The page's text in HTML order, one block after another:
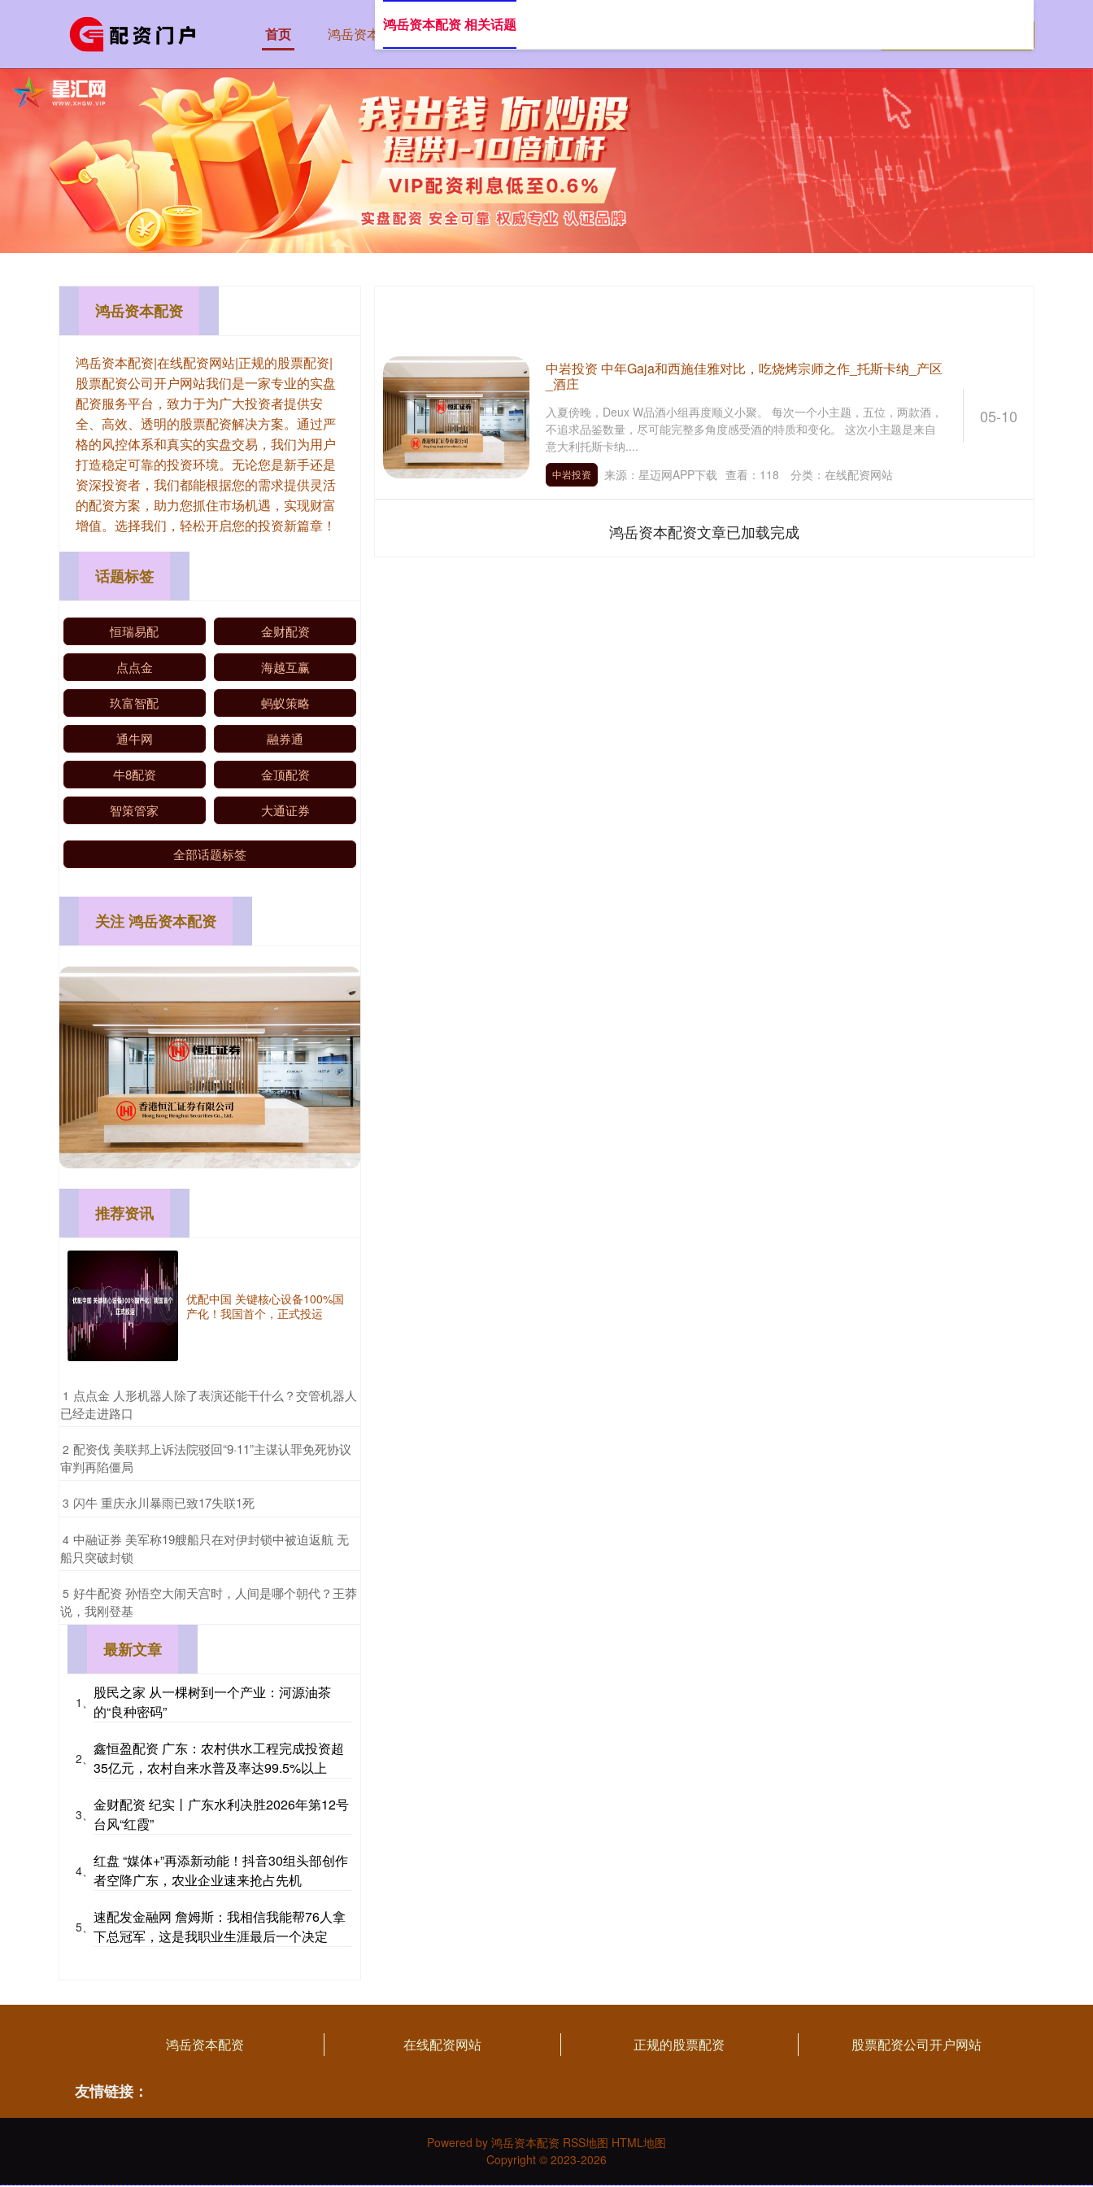
首页 鸿岳资本配资 在线配资网站
鸿岳资本配资 相关话题
05-10
中岩投资 中年Gaja和西施佳雅对比，吃烧烤宗师之作_托斯卡纳_产区
_酒庄
入夏傍晚，Deux W品酒小组再度顺义小聚。 每次一个小主题，五位，两款酒，
不追求品鉴数量，尽可能完整多角度感受酒的特质和变化。 这次小主题是来自
意大利托斯卡纳....
中岩投资 来源：星迈网APP下载 查看： 118 分类： 在线配资网站
鸿岳资本配资文章已加载完成
鸿岳资本配资
鸿岳资本配资|在线配资网站|正规的股票配资|
股票配资公司开户网站我们是一家专业的实盘
配资服务平台，致力于为广大投资者提供安
全、高效、透明的股票配资解决方案。通过严
格的风控体系和真实的实盘交易，我们为用户
打造稳定可靠的投资环境。无论您是新手还是
资深投资者，我们都能根据您的需求提供灵活
的配资方案，助力您抓住市场机遇，实现财富
增值。选择我们，轻松开启您的投资新篇章！
话题标签
恒瑞易配 金财配资
点点金 海越互赢
玖富智配 蚂蚁策略
通牛网 融券通
牛8配资 金顶配资
智策管家 大通证券
全部话题标签
关注 鸿岳资本配资
推荐资讯
优配中国 关键核心设备100%国
产化！我国首个，正式投运
1 ​点点金 人形机器人除了表演还能干什么？交管机器人
已经走进路口
2 ​配资伐 美联邦上诉法院驳回“9·11”主谋认罪免死协议
审判再陷僵局
3 ​闪牛 重庆永川暴雨已致17失联1死
4 ​中融证券 美军称19艘船只在对伊封锁中被迫返航 无
船只突破封锁
5 ​好牛配资 孙悟空大闹天宫时，人间是哪个朝代？王莽
说，我刚登基
最新文章
1、
股民之家 从一棵树到一个产业：河源油茶
的“良种密码”
2、
鑫恒盈配资 广东：农村供水工程完成投资超
35亿元，农村自来水普及率达99.5%以上
3、
金财配资 纪实丨广东水利决胜2026年第12号
台风“红霞”
4、
红盘 “媒体+”再添新动能！抖音30组头部创作
者空降广东，农业企业速来抢占先机
5、
速配发金融网 詹姆斯：我相信我能帮76人拿
下总冠军，这是我职业生涯最后一个决定
鸿岳资本配资 在线配资网站 正规的股票配资 股票配资公司开户网站
友情链接：
Powered by 鸿岳资本配资 RSS地图 HTML地图
Copyright © 2023-2026